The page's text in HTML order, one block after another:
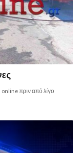
πριν από λίγο